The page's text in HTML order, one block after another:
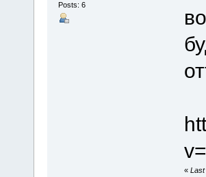
Posts: 6
« Last